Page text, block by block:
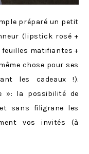
préparé un petit
(lipstick rosé +
matifiantes +
chose pour ses
les cadeaux !).
»: la possibilité de
sans filigrane les
vos invités (à